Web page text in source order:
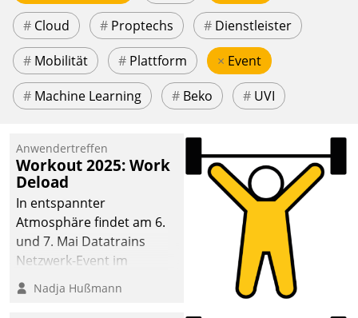
# Cloud # Proptechs # Dienstleister
# Mobilität # Plattform × Event
# Machine Learning # Beko # UVI
Anwendertreffen
Workout 2025: Work
Deload
In entspannter
Atmosphäre findet am 6.
und 7. Mai Datatrains
Netzwerk-Event im
Kunden- und Partnerkreis
statt. Zentrale Frage: Wie
Nadja Hußmann